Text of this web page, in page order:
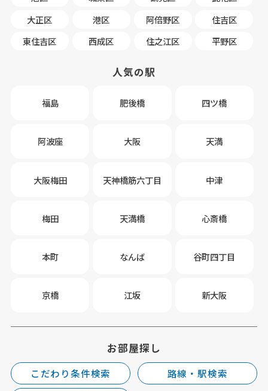
大正区
港区 阿倍野区
住吉区
東住吉区
西成区 住之江区 平野区
人気の駅
福島 肥後橋 四ツ橋
阿波座 大阪 天満
大阪梅田 天神橋筋六丁目 中津
梅田 天満橋 心斎橋
本町 なんば 谷町四丁目
京橋 江坂 新大阪
お部屋探し
こだわり条件検索
路線・駅検索